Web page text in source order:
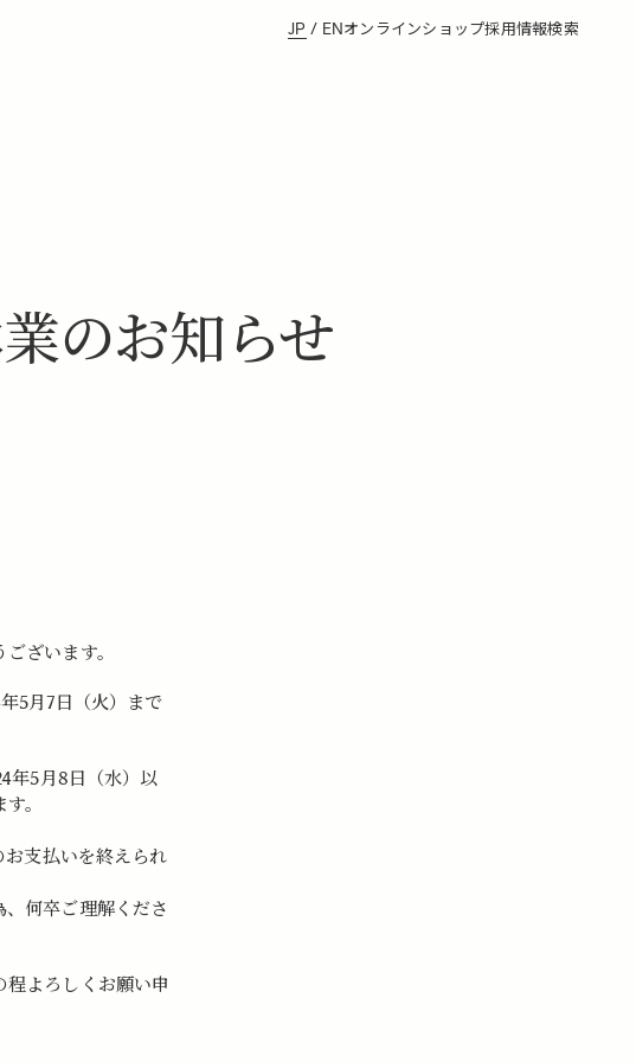
JP / ENオンラインショップ採用情報検索
のお知らせ
ざいます。
5月7日（火）まで
年5月8日（水）以
。
お支払いを終えられ
、何卒ご理解くださ
程よろしくお願い申